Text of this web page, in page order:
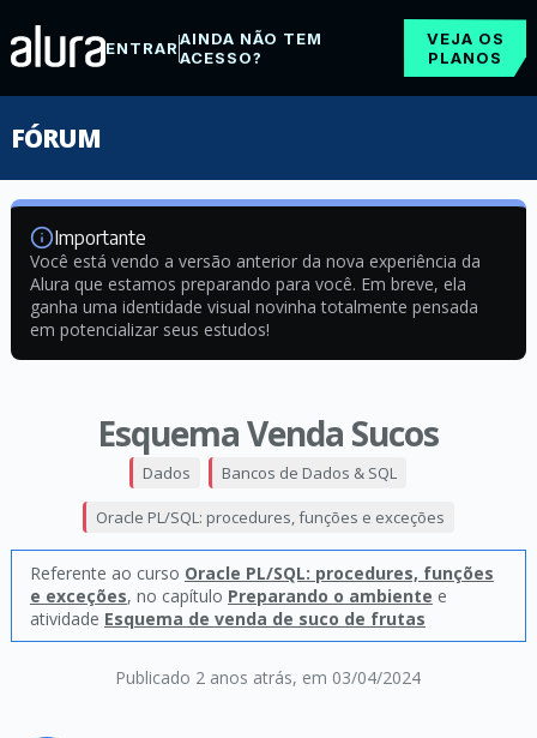
ENTRARAINDA NÃO TEM
ACESSO?
VEJA OS
PLANOS
FÓRUM
Importante
Você está vendo a versão anterior da nova experiência da
Alura que estamos preparando para você. Em breve, ela
ganha uma identidade visual novinha totalmente pensada
em potencializar seus estudos!
Esquema Venda Sucos
Publicado 2 anos atrás, em 03/04/2024
Dados Bancos de Dados & SQL
Oracle PL/SQL: procedures, funções e exceções
Referente ao curso Oracle PL/SQL: procedures, funções
e exceções, no capítulo Preparando o ambiente e
atividade Esquema de venda de suco de frutas